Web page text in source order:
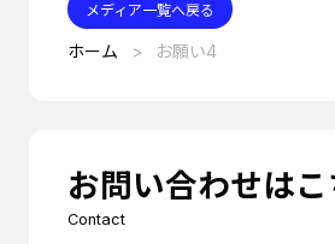
メディア一覧へ戻る
ホーム お願い4
お問い合わせはこ
Contact